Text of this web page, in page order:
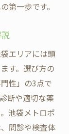
第一歩です。
エリアには頭
す。選び方の
性」の3点で
断や適切な薬
池袋メトロポ
問診や検査体